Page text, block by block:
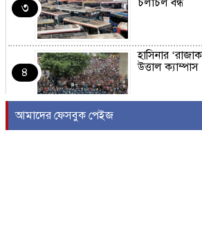
৩
৪
হাসিনার
উত্তাল ক্যাম্পাস
আজ বৈঠকে
আমাদের ফেসবুক পেইজ